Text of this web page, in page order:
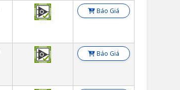
Báo Giá
Báo Giá